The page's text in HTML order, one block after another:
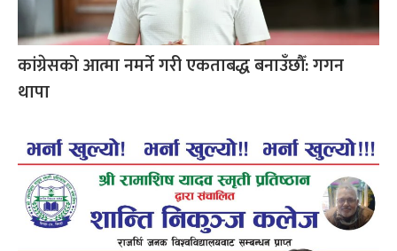
कांग्रेसको आत्मा नमर्ने गरी एकताबद्ध बनाउँछौँ: गगन
थापा